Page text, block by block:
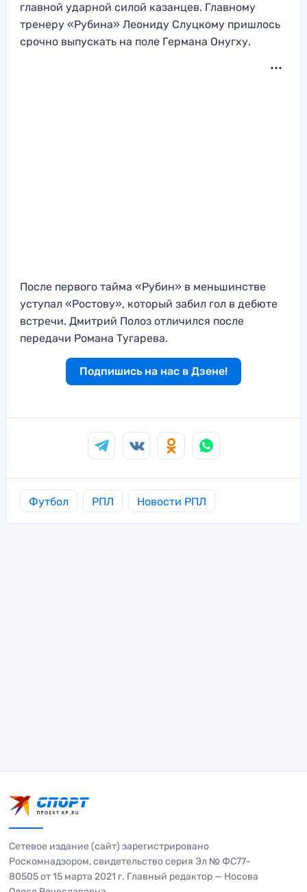
главной ударной силой казанцев. Главному
тренеру «Рубина» Леониду Слуцкому пришлось
срочно выпускать на поле Германа Онугху.
После первого тайма «Рубин» в меньшинстве
уступал «Ростову», который забил гол в дебюте
встречи. Дмитрий Полоз отличился после
передачи Романа Тугарева.
Подпишись на нас в Дзене!
Футбол РПЛ Новости РПЛ
Сетевое издание (сайт) зарегистрировано
Роскомнадзором, свидетельство серия Эл № ФС77-
80505 от 15 марта 2021 г. Главный редактор — Носова